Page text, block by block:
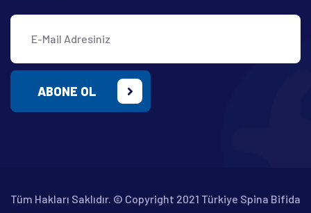
ABONE OL
Tüm Hakları Saklıdır. © Copyright 2021 Türkiye Spina Bifida